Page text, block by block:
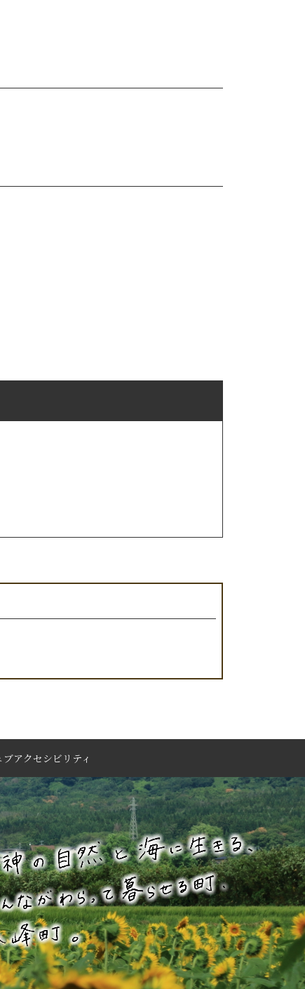
ブアクセシビリティ